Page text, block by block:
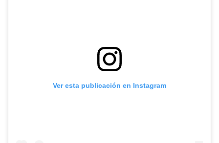
Ver esta publicación en Instagram